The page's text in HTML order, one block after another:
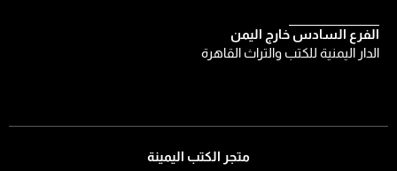
الفرع السادس خارج اليمن
الدار اليمنية للكتب والتراث القاهرة
متجر الكتب اليمينة